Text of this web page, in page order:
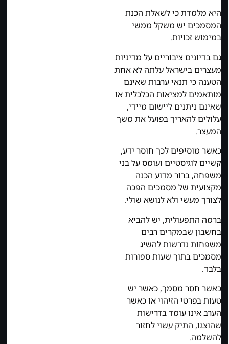
היא מלמדת כי לשאלת הכנת
המסמכים יש משקל ממשי
במימוש זכויות.
גם בדיונים ציבוריים על מדיניות
מעצרים בישראל עלתה לא אחת
הטענה כי תנאי ערבות שאינם
מותאמים למציאות הכלכלית או
שאינם ניתנים ליישום מיידי,
עלולים להאריך בפועל את משך
המעצר.
כאשר מוסיפים לכך חוסר ידע,
קשיים לוגיסטיים ועומס על בני
משפחה, ברור מדוע הכנה
מקצועית של מסמכים הפכה
לצורך מעשי ולא לנושא שולי.
ברמה התפעולית, יש להביא
בחשבון שבמקרים רבים
משפחות נדרשות להשיג
מסמכים בתוך שעות ספורות
בלבד.
כאשר חסר מסמך, כאשר יש
טעות בפרטי הזיהוי או כאשר
הערב אינו עומד בדרישות
שהוצגו, התיק עשוי לחזור
להשלמה.